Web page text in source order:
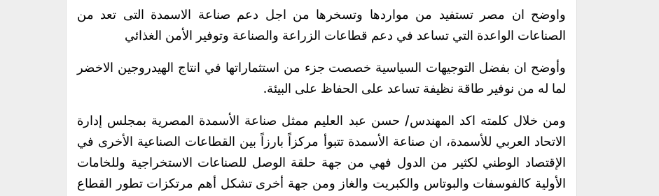
واوضح ان مصر تستفيد من مواردها وتسخرها من اجل دعم صناعة الاسمدة التى تعد من
الصناعات الواعدة التي تساعد في دعم قطاعات الزراعة والصناعة وتوفير الأمن الغذائي
وأوضح ان بفضل التوجيهات السياسية خصصت جزء من استثماراتها في انتاج الهيدروجين الاخضر
لما له من نوفير طاقة نظيفة تساعد على الحفاظ على البيئة.
ومن خلال كلمته اكد المهندس/ حسن عبد العليم ممثل صناعة الأسمدة المصرية بمجلس إدارة
الاتحاد العربي للأسمدة، ان صناعة الأسمدة تتبوأ مركزاً بارزاً بين القطاعات الصناعية الأخرى في
الإقتصاد الوطني لكثير من الدول فهي من جهة حلقة الوصل للصناعات الاستخراجية وللخامات
الأولية كالفوسفات والبوتاس والكبريت والغاز ومن جهة أخرى تشكل أهم مرتكزات تطور القطاع